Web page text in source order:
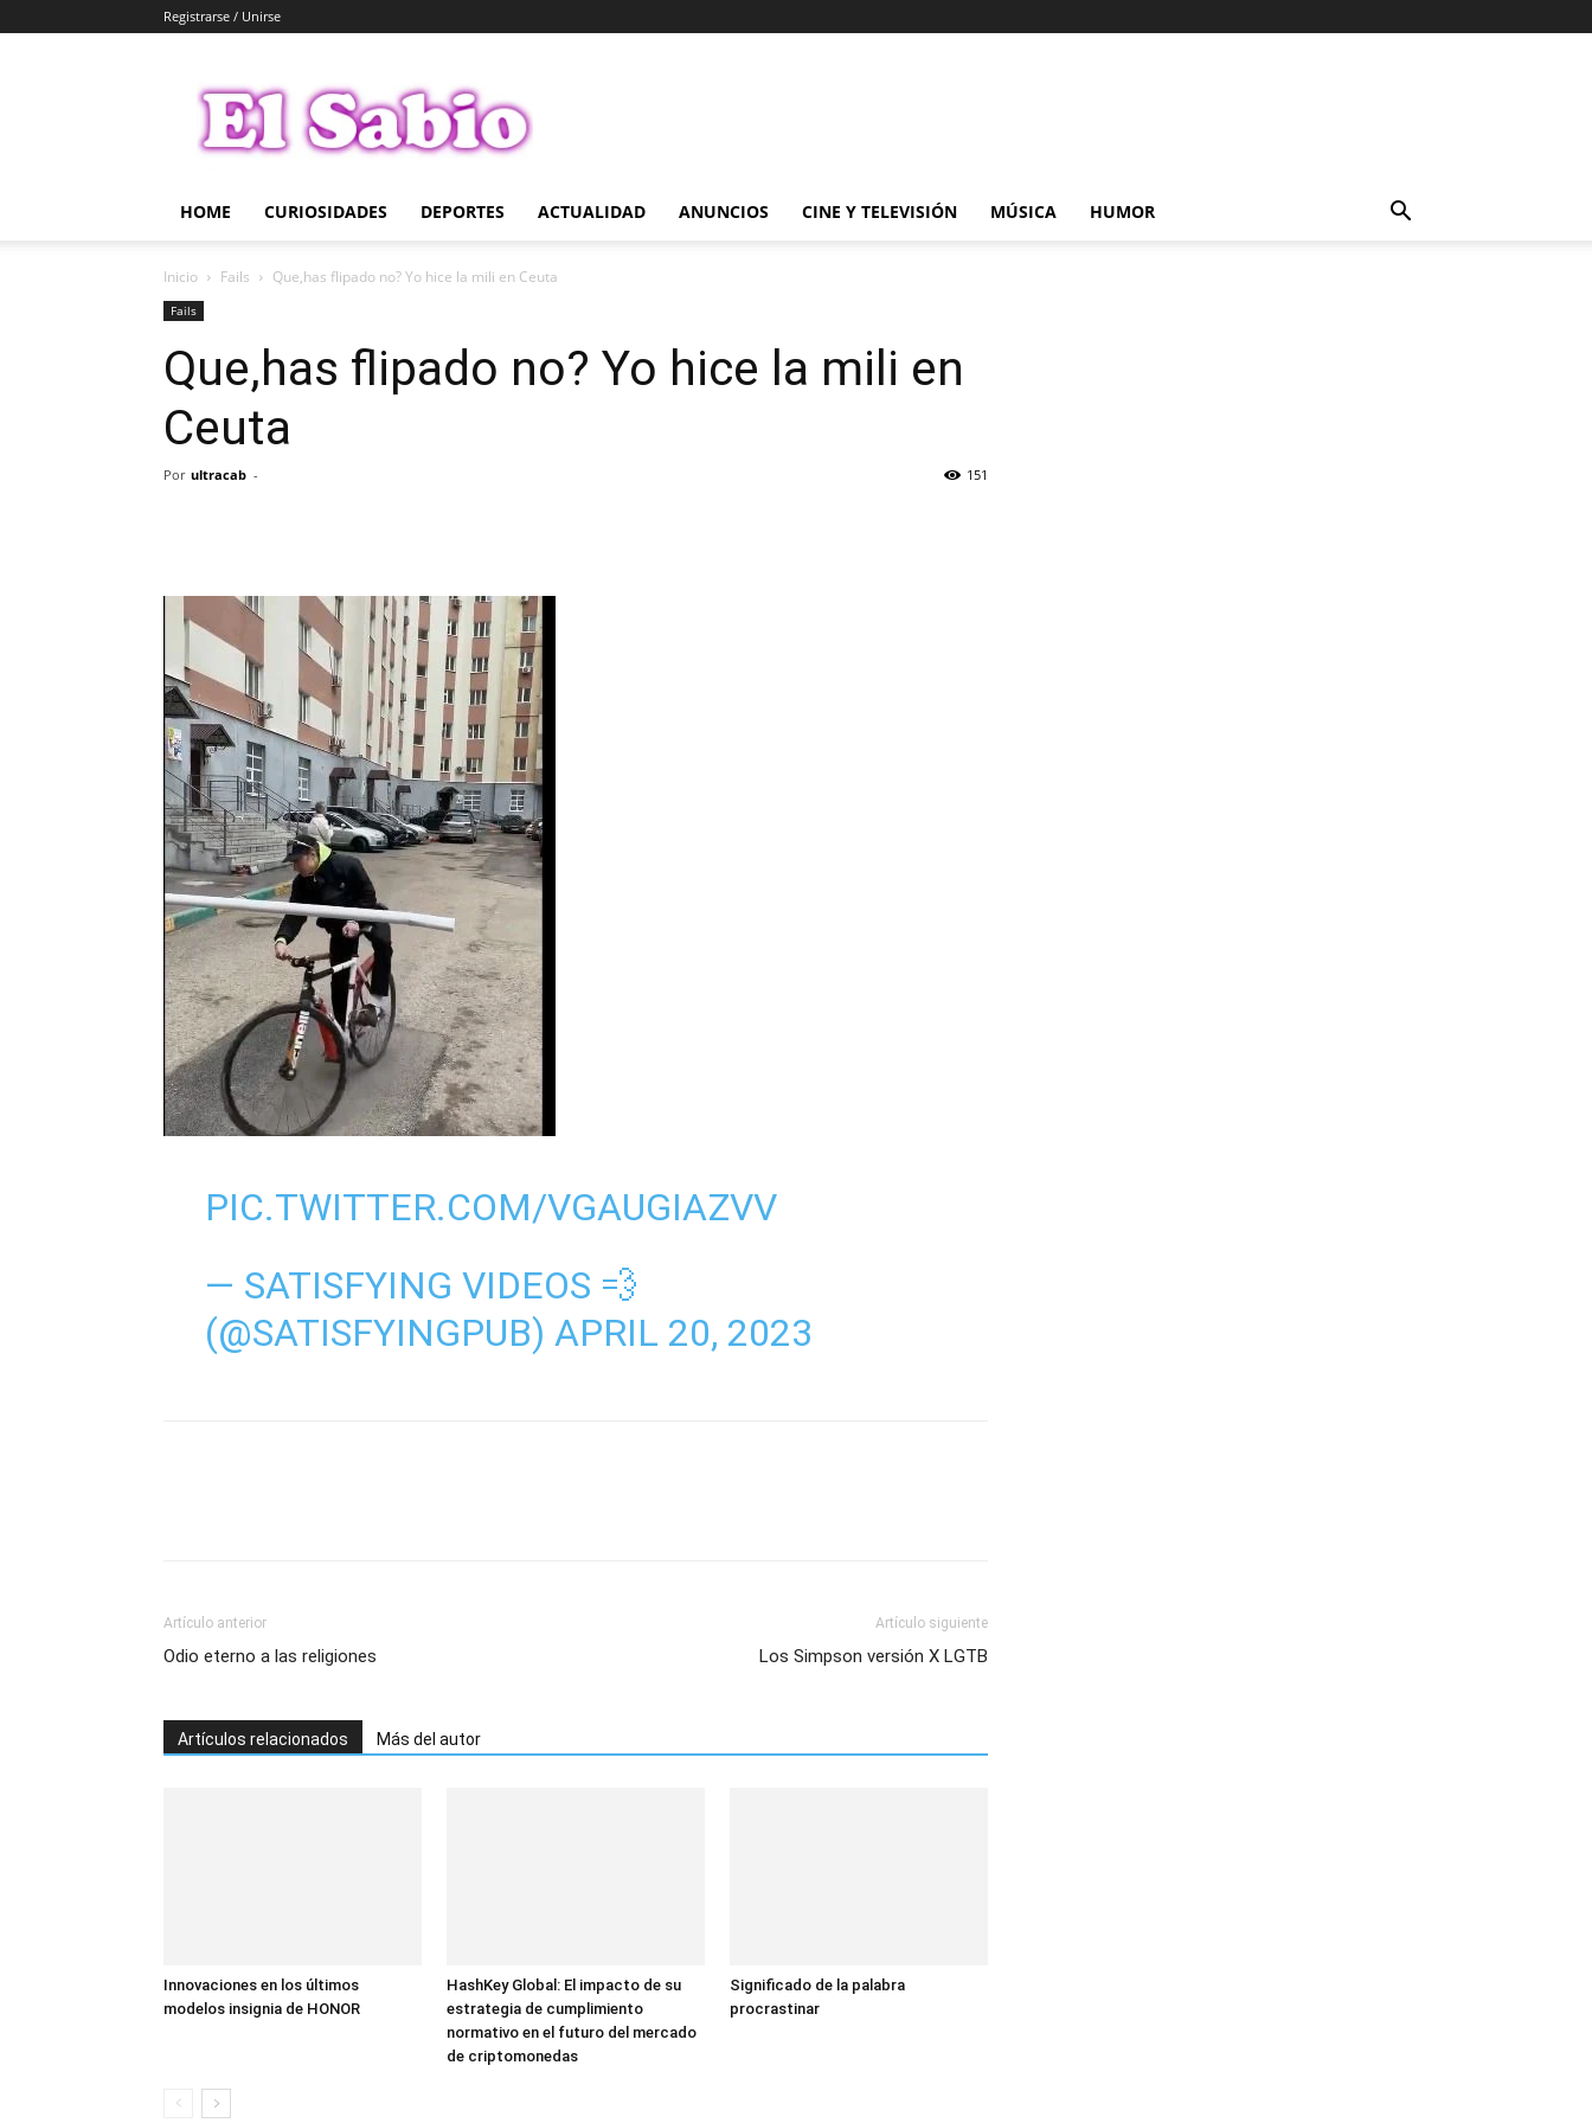
Registrarse / Unirse
Sabio
HOME CURIOSIDADES DEPORTES ACTUALIDAD ANUNCIOS CINE Y TELEVISIÓN MÚSICA HUMOR
Inicio Fails Que,has flipado no? Yo hice la mili en Ceuta
Fails
Que,has flipado no? Yo hice la mili en
Ceuta
Por ultracab - 151
PIC.TWITTER.COM/VGAUGIAZVV
— SATISFYING VIDEOS 💨
(@SATISFYINGPUB) APRIL 20, 2023
Artículo anterior
Odio eterno a las religiones
Artículo siguiente
Los Simpson versión X LGTB
Artículos relacionados Más del autor
Innovaciones en los últimos
modelos insignia de HONOR
HashKey Global: El impacto de su
estrategia de cumplimiento
normativo en el futuro del mercado
de criptomonedas
Significado de la palabra
procrastinar